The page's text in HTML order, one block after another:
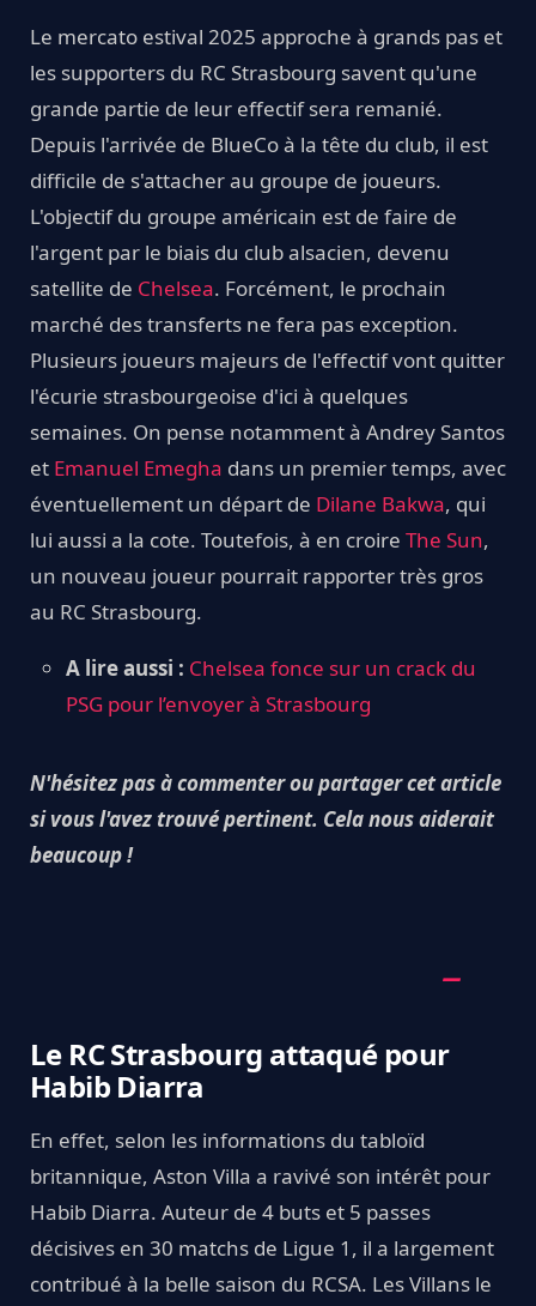
Le mercato estival 2025 approche à grands pas et
les supporters du RC Strasbourg savent qu'une
grande partie de leur effectif sera remanié.
Depuis l'arrivée de BlueCo à la tête du club, il est
difficile de s'attacher au groupe de joueurs.
L'objectif du groupe américain est de faire de
l'argent par le biais du club alsacien, devenu
satellite de Chelsea. Forcément, le prochain
marché des transferts ne fera pas exception.
Plusieurs joueurs majeurs de l'effectif vont quitter
l'écurie strasbourgeoise d'ici à quelques
semaines. On pense notamment à Andrey Santos
et Emanuel Emegha dans un premier temps, avec
éventuellement un départ de Dilane Bakwa, qui
lui aussi a la cote. Toutefois, à en croire The Sun,
un nouveau joueur pourrait rapporter très gros
au RC Strasbourg.
A lire aussi : Chelsea fonce sur un crack du
PSG pour l’envoyer à Strasbourg
N'hésitez pas à commenter ou partager cet article
si vous l'avez trouvé pertinent. Cela nous aiderait
beaucoup !
Le RC Strasbourg attaqué pour
Habib Diarra
En effet, selon les informations du tabloïd
britannique, Aston Villa a ravivé son intérêt pour
Habib Diarra. Auteur de 4 buts et 5 passes
décisives en 30 matchs de Ligue 1, il a largement
contribué à la belle saison du RCSA. Les Villans le